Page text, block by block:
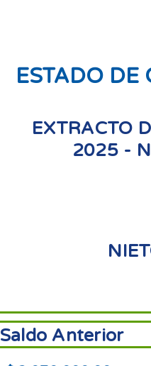
ESTADO DE
EXTRACTO
2025 -
Saldo Anterior